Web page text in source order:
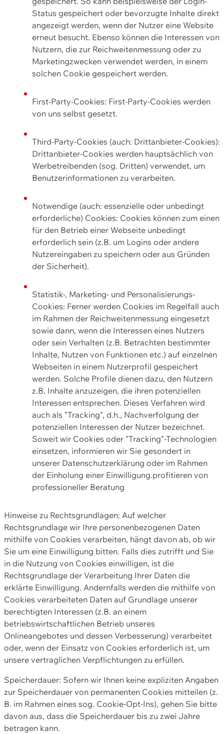
Status gespeichert oder bevorzugte Inhalte direkt
angezeigt werden, wenn der Nutzer eine Website
erneut besucht. Ebenso können die Interessen von
Nutzern, die zur Reichweitenmessung oder zu
Marketingzwecken verwendet werden, in einem
solchen Cookie gespeichert werden.
First-Party-Cookies: First-Party-Cookies werden
von uns selbst gesetzt.
Third-Party-Cookies (auch: Drittanbieter-Cookies):
Drittanbieter-Cookies werden hauptsächlich von
Werbetreibenden (sog. Dritten) verwendet, um
Benutzerinformationen zu verarbeiten.
Notwendige (auch: essenzielle oder unbedingt
erforderliche) Cookies: Cookies können zum einen
für den Betrieb einer Webseite unbedingt
erforderlich sein (z.B. um Logins oder andere
Nutzereingaben zu speichern oder aus Gründen
der Sicherheit).
Statistik-, Marketing- und Personalisierungs-
Cookies: Ferner werden Cookies im Regelfall auch
im Rahmen der Reichweitenmessung eingesetzt
sowie dann, wenn die Interessen eines Nutzers
oder sein Verhalten (z.B. Betrachten bestimmter
Inhalte, Nutzen von Funktionen etc.) auf einzelnen
Webseiten in einem Nutzerprofil gespeichert
werden. Solche Profile dienen dazu, den Nutzern
z.B. Inhalte anzuzeigen, die ihren potenziellen
Interessen entsprechen. Dieses Verfahren wird
auch als "Tracking", d.h., Nachverfolgung der
potenziellen Interessen der Nutzer bezeichnet.
Soweit wir Cookies oder "Tracking"-Technologien
einsetzen, informieren wir Sie gesondert in
unserer Datenschutzerklärung oder im Rahmen
der Einholung einer Einwilligung.profitieren von
professioneller Beratung
Hinweise zu Rechtsgrundlagen: Auf welcher
Rechtsgrundlage wir Ihre personenbezogenen Daten
mithilfe von Cookies verarbeiten, hängt davon ab, ob wir
Sie um eine Einwilligung bitten. Falls dies zutrifft und Sie
in die Nutzung von Cookies einwilligen, ist die
Rechtsgrundlage der Verarbeitung Ihrer Daten die
erklärte Einwilligung. Andernfalls werden die mithilfe von
Cookies verarbeiteten Daten auf Grundlage unserer
berechtigten Interessen (z.B. an einem
betriebswirtschaftlichen Betrieb unseres
Onlineangebotes und dessen Verbesserung) verarbeitet
oder, wenn der Einsatz von Cookies erforderlich ist, um
unsere vertraglichen Verpflichtungen zu erfüllen.
Speicherdauer: Sofern wir Ihnen keine expliziten Angaben
zur Speicherdauer von permanenten Cookies mitteilen (z.
B. im Rahmen eines sog. Cookie-Opt-Ins), gehen Sie bitte
davon aus, dass die Speicherdauer bis zu zwei Jahre
betragen kann.